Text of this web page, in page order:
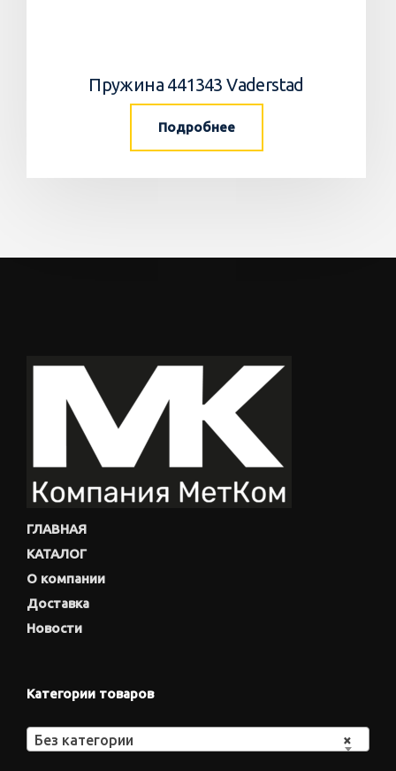
Пружина 441343 Vaderstad
Подробнее
ГЛАВНАЯ
КАТАЛОГ
О компании
Доставка
Новости
Категории товаров
×
Без категории